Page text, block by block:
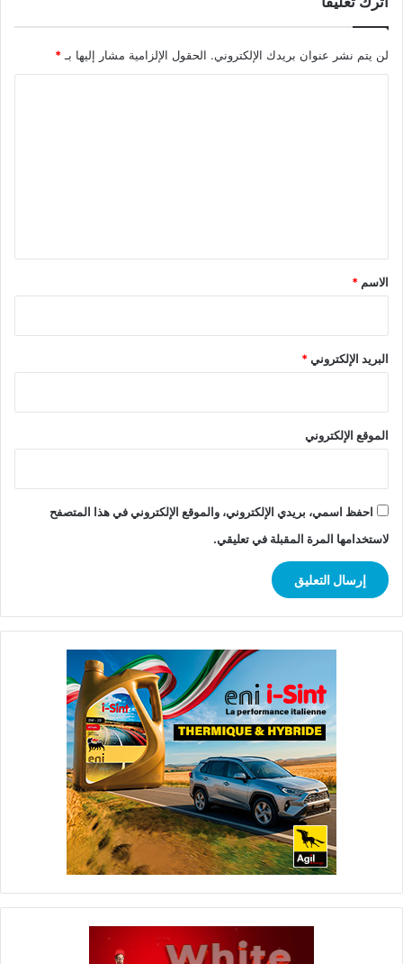
لن يتم نشر عنوان بريدك الإلكتروني. الحقول الإلزامية مشار إليها بـ*
*
الاسم *
البريد الإلكتروني*
الموقع الإلكتروني
احفظ اسمي، بريدي الإلكتروني، والموقع الإلكتروني في هذا المتصفح
لاستخدامها المرة المقبلة في تعليقي.